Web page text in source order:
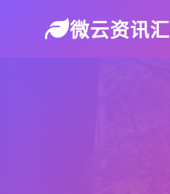
微云资讯汇